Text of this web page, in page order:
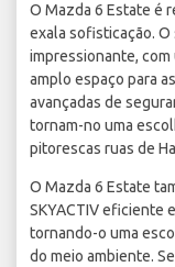
O Mazda 6 Estate é
exala sofisticação.
impressionante,
amplo espaço para
avançadas de
tornam-no uma
pitorescas ruas de
O Mazda 6 Estate
SKYACTIV eficiente
tornando-o uma
do meio ambiente.